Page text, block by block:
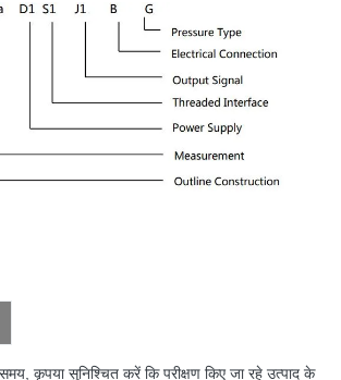
कृपया सुनिश्चित करें कि परीक्षण किए जा रहे उत्पाद के